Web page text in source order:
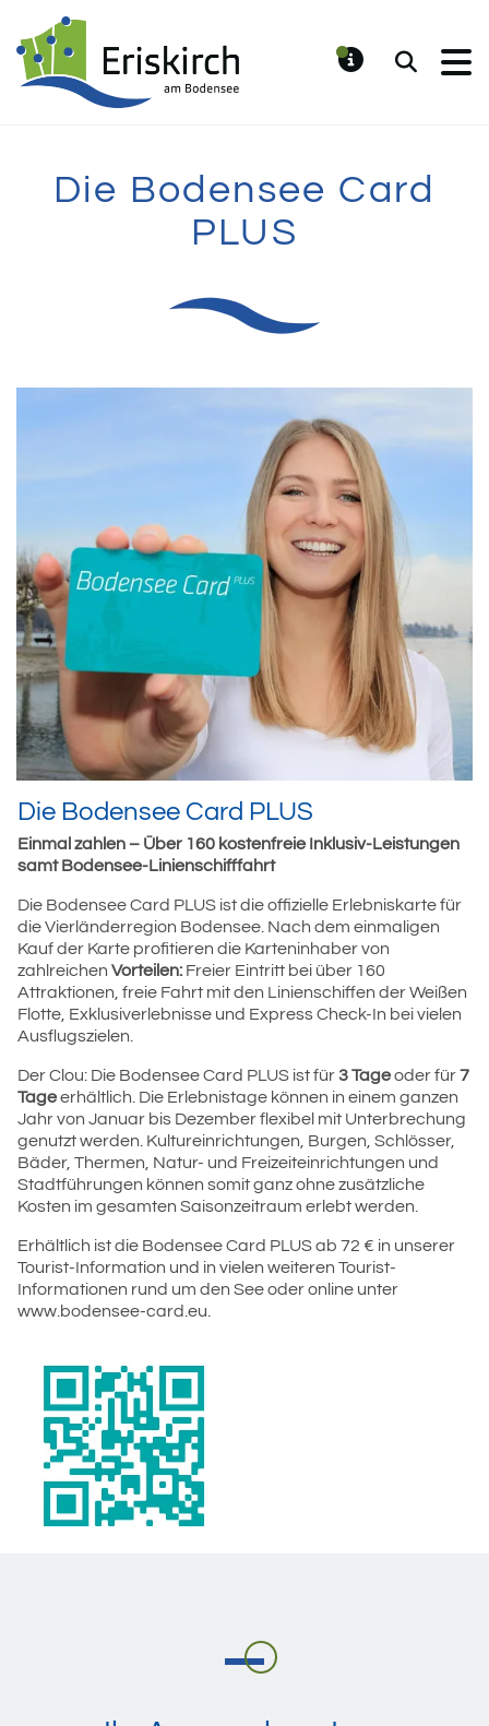
Suchen
Die Bodensee Card
PLUS
Die Bodensee Card PLUS
Einmal zahlen – Über 160 kostenfreie Inklusiv-Leistungen
samt Bodensee-Linienschifffahrt
Die Bodensee Card PLUS ist die offizielle Erlebniskarte für
die Vierländerregion Bodensee. Nach dem einmaligen
Kauf der Karte profitieren die Karteninhaber von
zahlreichen Vorteilen: Freier Eintritt bei über 160
Attraktionen, freie Fahrt mit den Linienschiffen der Weißen
Flotte, Exklusiverlebnisse und Express Check-In bei vielen
Ausflugszielen.
Der Clou: Die Bodensee Card PLUS ist für3 Tageoder für7
Tageerhältlich. Die Erlebnistage können in einem ganzen
Jahr von Januar bis Dezember flexibel mit Unterbrechung
genutzt werden. Kultureinrichtungen, Burgen, Schlösser,
Bäder, Thermen, Natur- und Freizeiteinrichtungen und
Stadtführungen können somit ganz ohne zusätzliche
Kosten im gesamten Saisonzeitraum erlebt werden.
Erhältlich ist die Bodensee Card PLUS ab 72 € in unserer
Tourist-Information und in vielen weiteren Tourist-
Informationen rund um den See oder online unter
www.bodensee-card.eu.